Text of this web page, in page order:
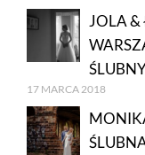
JOLA &
17 MARCA 2018